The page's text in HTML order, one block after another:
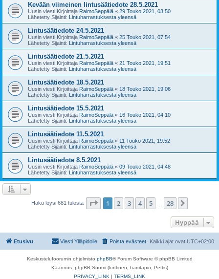
Kevään viimeinen lintusäätiedote 28.5.2021
Uusin viesti Kirjoittaja RaimoSeppälä « 29 Touko 2021, 03:50
Lähetetty Sijainti: Lintuharrastuksesta yleensä
Lintusäätiedote 24.5.2021
Uusin viesti Kirjoittaja RaimoSeppälä « 25 Touko 2021, 07:54
Lähetetty Sijainti: Lintuharrastuksesta yleensä
Lintusäätiedote 21.5.2021
Uusin viesti Kirjoittaja RaimoSeppälä « 21 Touko 2021, 19:51
Lähetetty Sijainti: Lintuharrastuksesta yleensä
Lintusäätiedote 18.5.2021
Uusin viesti Kirjoittaja RaimoSeppälä « 18 Touko 2021, 19:06
Lähetetty Sijainti: Lintuharrastuksesta yleensä
Lintusäätiedote 15.5.2021
Uusin viesti Kirjoittaja RaimoSeppälä « 16 Touko 2021, 04:10
Lähetetty Sijainti: Lintuharrastuksesta yleensä
Lintusäätiedote 11.5.2021
Uusin viesti Kirjoittaja RaimoSeppälä « 11 Touko 2021, 19:52
Lähetetty Sijainti: Lintuharrastuksesta yleensä
Lintusäätiedote 8.5.2021
Uusin viesti Kirjoittaja RaimoSeppälä « 09 Touko 2021, 04:48
Lähetetty Sijainti: Lintuharrastuksesta yleensä
Haku löysi 681 tulosta Sivu /28
1 2 3 4 5 28
Hyppää
Etusivu Kaikki ajat ovat UTC+02:00
Poista evästeet
Viesti Ylläpidolle
Keskustelufoorumin ohjelmisto phpBB® Forum Software © phpBB Limited
Käännös: phpBB Suomi (lurttinen, harritapio, Pettis)
PRIVACY_LINK | TERMS_LINK